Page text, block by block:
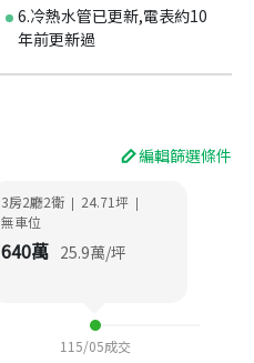
6.冷熱水管已更新,電表約10
年前更新過
編輯篩選條件
3房2廳2衛 | 24.71坪 |
無車位
640萬 25.9萬/坪
115/05成交